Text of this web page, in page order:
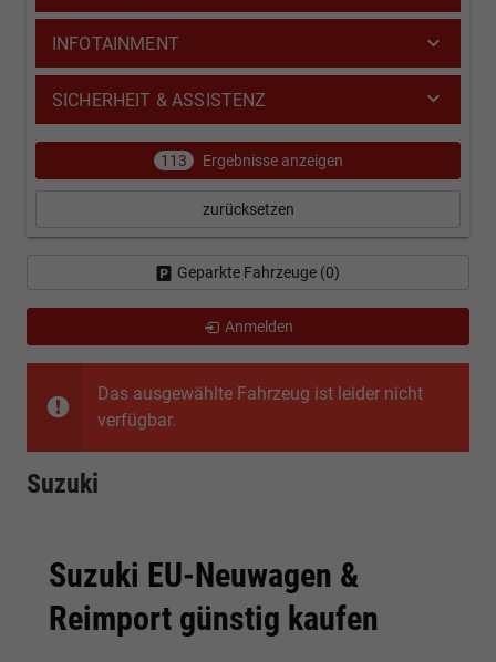
Das ausgewählte Fahrzeug ist leider nicht
verfügbar.
Suzuki
Suzuki EU-Neuwagen &
Reimport günstig kaufen
INFOTAINMENT
SICHERHEIT & ASSISTENZ
113 Ergebnisse anzeigen
zurücksetzen
Geparkte Fahrzeuge (0)
Anmelden